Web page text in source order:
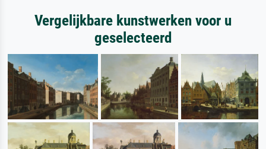
Vergelijkbare kunstwerken voor u
geselecteerd